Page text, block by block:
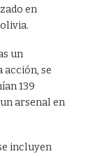
en
un
se
139
arsenal en
incluyen